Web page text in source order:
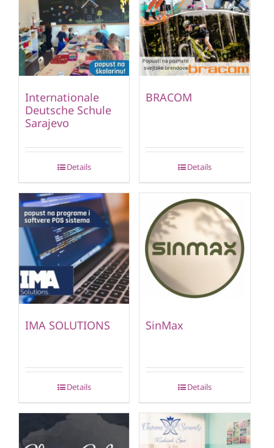
Internationale
Deutsche Schule
Sarajevo
Details
BRACOM
Details
IMA SOLUTIONS
Details
SinMax
Details